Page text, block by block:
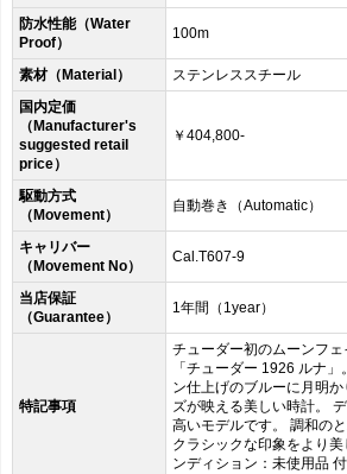
防水性能（Water
Proof）
100m
素材（Material）
ステンレススチール
国内定価
（Manufacturer's
suggested retail
price）
￥404,800-
駆動方式
（Movement）
自動巻き（Automatic）
キャリバー
（Movement No）
Cal.T607-9
当店保証
（Guarantee）
1年間（1year）
特記事項
チューダー初のムーンフ
「チューダー 1926 ルナ
ン仕上げのブルーに月明
ズが映える美しい時計。
高いモデルです。 調和の
クラシックな印象をより
ンディション：未使用品